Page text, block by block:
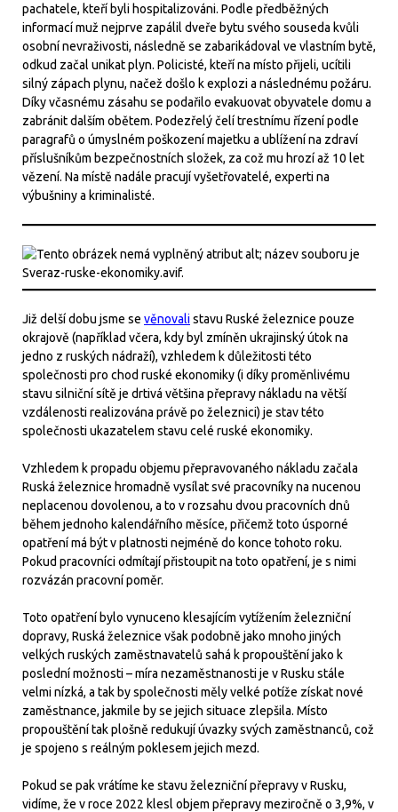
pachatele, kteří byli hospitalizováni. Podle předběžných
informací muž nejprve zapálil dveře bytu svého souseda kvůli
osobní nevraživosti, následně se zabarikádoval ve vlastním bytě,
odkud začal unikat plyn. Policisté, kteří na místo přijeli, ucítili
silný zápach plynu, načež došlo k explozi a následnému požáru.
Díky včasnému zásahu se podařilo evakuovat obyvatele domu a
zabránit dalším obětem. Podezřelý čelí trestnímu řízení podle
paragrafů o úmyslném poškození majetku a ublížení na zdraví
příslušníkům bezpečnostních složek, za což mu hrozí až 10 let
vězení. Na místě nadále pracují vyšetřovatelé, experti na
výbušniny a kriminalisté.
Již delší dobu jsme se věnovalistavu Ruské železnice pouze
okrajově (například včera, kdy byl zmíněn ukrajinský útok na
jedno z ruských nádraží), vzhledem k důležitosti této
společnosti pro chod ruské ekonomiky (i díky proměnlivému
stavu silniční sítě je drtivá většina přepravy nákladu na větší
vzdálenosti realizována právě po železnici) je stav této
společnosti ukazatelem stavu celé ruské ekonomiky.
Vzhledem k propadu objemu přepravovaného nákladu začala
Ruská železnice hromadně vysílat své pracovníky na nucenou
neplacenou dovolenou, a to v rozsahu dvou pracovních dnů
během jednoho kalendářního měsíce, přičemž toto úsporné
opatření má být v platnosti nejméně do konce tohoto roku.
Pokud pracovníci odmítají přistoupit na toto opatření, je s nimi
rozvázán pracovní poměr.
Toto opatření bylo vynuceno klesajícím vytížením železniční
dopravy, Ruská železnice však podobně jako mnoho jiných
velkých ruských zaměstnavatelů sahá k propouštění jako k
poslední možnosti – míra nezaměstnanosti je v Rusku stále
velmi nízká, a tak by společnosti měly velké potíže získat nové
zaměstnance, jakmile by se jejich situace zlepšila. Místo
propouštění tak plošně redukují úvazky svých zaměstnanců, což
je spojeno s reálným poklesem jejich mezd.
Pokud se pak vrátíme ke stavu železniční přepravy v Rusku,
vidíme, že v roce 2022 klesl objem přepravy meziročně o 3,9%, v